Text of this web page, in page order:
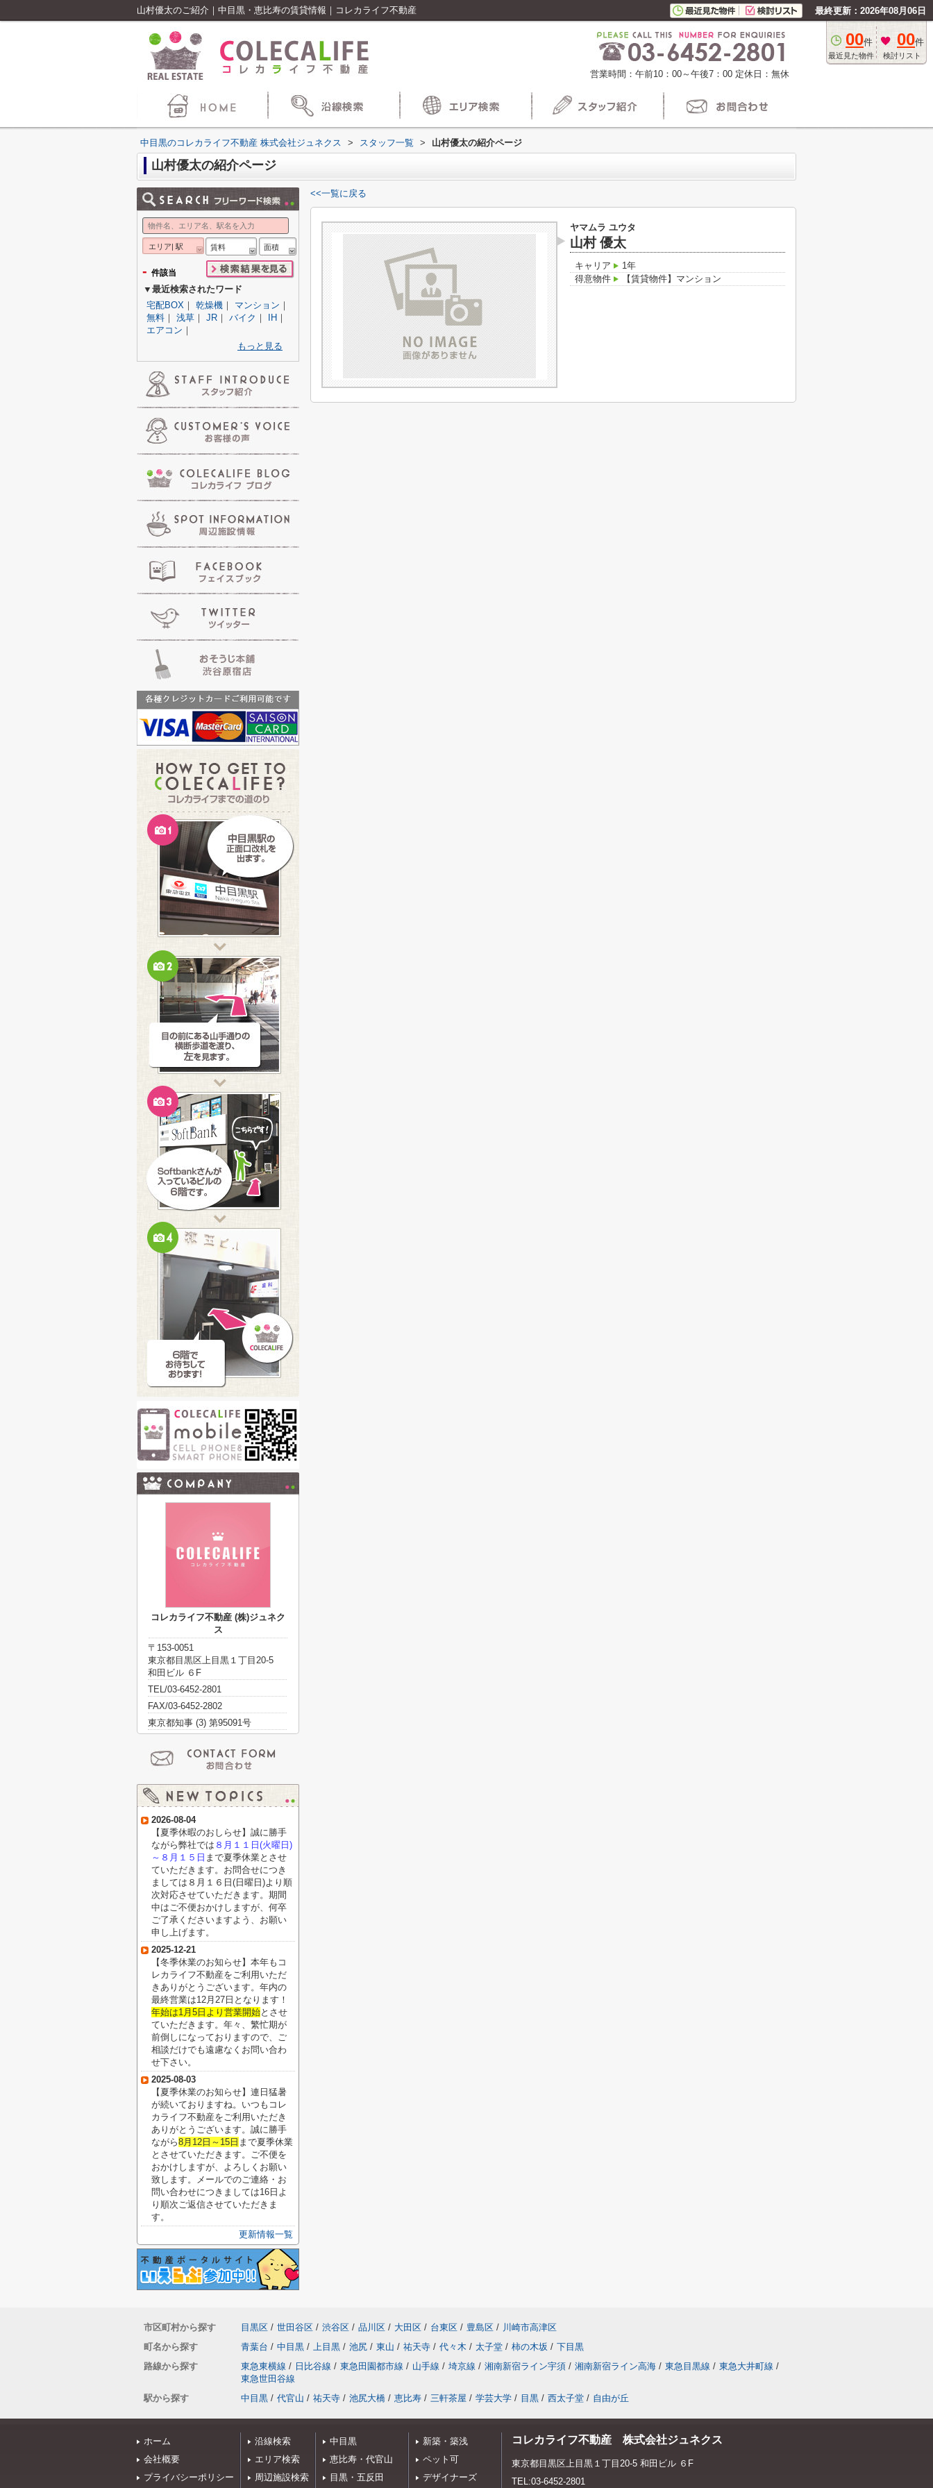
山村優太のご紹介｜中目黒・恵比寿の賃貸情報｜コレカライフ不動産 最終更新：2026年08月06日
00件
最近見た物件
00件
検討リスト
営業時間：午前10：00～午後7：00 定休日：無休
中目黒のコレカライフ不動産 株式会社ジュネクス > スタッフ一覧 > 山村優太の紹介ページ
山村優太の紹介ページ
<<一覧に戻る
ヤマムラ ユウタ
山村 優太
キャリア
1年
得意物件
【賃貸物件】マンション
エリア| 駅 賃料 面積
- 件該当
▼最近検索されたワード
宅配BOX ｜ 乾燥機 ｜ マンション ｜
無料 ｜ 浅草 ｜ JR ｜ バイク ｜ IH ｜
エアコン ｜
もっと見る
コレカライフ不動産 (株)ジュネク
ス
〒153-0051
東京都目黒区上目黒１丁目20-5
和田ビル ６F
TEL/03-6452-2801
FAX/03-6452-2802
東京都知事 (3) 第95091号
2026-08-04
【夏季休暇のおしらせ】誠に勝手
ながら弊社では ８月１１日(火曜日)
～８月１５日 まで夏季休業とさせ
ていただきます。お問合せにつき
ましては８月１６日(日曜日)より順
次対応させていただきます。期間
中はご不便おかけしますが、何卒
ご了承くださいますよう、お願い
申し上げます。
2025-12-21
【冬季休業のお知らせ】本年もコ
レカライフ不動産をご利用いただ
きありがとうございます。年内の
最終営業は12月27日となります！
年始は1月5日より営業開始とさせ
ていただきます。年々、繁忙期が
前倒しになっておりますので、ご
相談だけでも遠慮なくお問い合わ
せ下さい。
2025-08-03
【夏季休業のお知らせ】連日猛暑
が続いておりますね。いつもコレ
カライフ不動産をご利用いただき
ありがとうございます。誠に勝手
ながら8月12日～15日 まで夏季休業
とさせていただきます。ご不便を
おかけしますが、よろしくお願い
致します。メールでのご連絡・お
問い合わせにつきましては16日よ
り順次ご返信させていただきま
す。
更新情報一覧
市区町村から探す 目黒区 / 世田谷区 / 渋谷区 / 品川区 / 大田区 / 台東区 / 豊島区 / 川崎市高津区
町名から探す
青葉台 / 中目黒 / 上目黒 / 池尻 / 東山 / 祐天寺 / 代々木 / 太子堂 / 柿の木坂 / 下目黒
路線から探す
東急東横線 / 日比谷線 / 東急田園都市線 / 山手線 / 埼京線 / 湘南新宿ライン宇須 / 湘南新宿ライン高海 / 東急目黒線 / 東急大井町線 /
東急世田谷線
駅から探す
中目黒 / 代官山 / 祐天寺 / 池尻大橋 / 恵比寿 / 三軒茶屋 / 学芸大学 / 目黒 / 西太子堂 / 自由が丘
ホーム
会社概要
プライバシーポリシー
沿線検索
エリア検索
周辺施設検索
中目黒
恵比寿・代官山
目黒・五反田
新築・築浅
ペット可
デザイナーズ
コレカライフ不動産 株式会社ジュネクス
東京都目黒区上目黒１丁目20-5 和田ビル ６F
TEL:03-6452-2801